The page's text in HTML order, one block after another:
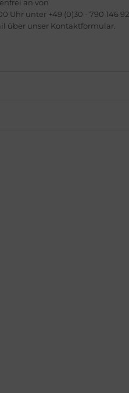
an von
Uhr unter +49 (0)30 - 790 146 92
über unser Kontaktformular.